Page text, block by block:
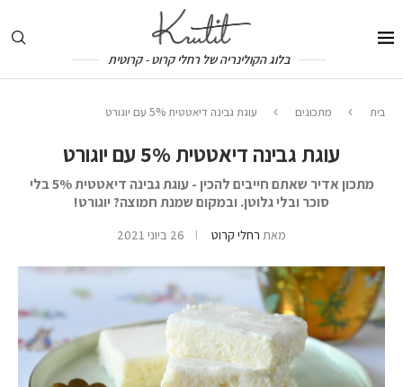
בלוג הקולינריה של רחלי קרוט - קרוטית
בית מתכונים עוגת גבינה דיאטטית 5% עם יוגורט
עוגת גבינה דיאטטית 5% עם יוגורט
מתכון אדיר שאתם חייבים להכין - עוגת גבינה דיאטטית 5% בלי
סוכר ובלי גלוטן. ובמקום שמנת חמוצה? יוגורט!
מאת רחלי קרוט 26 ביוני 2021